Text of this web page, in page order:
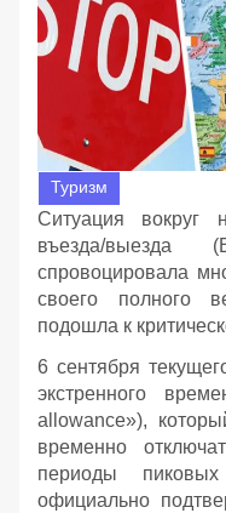
Туризм
Ситуация вокруг
въезда/
спровоцировала
своего полного
подошла к
6 сентября
экстренного
allowance»),
временно
периоды
официально